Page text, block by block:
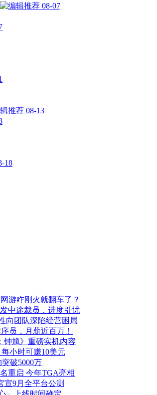
08-07
08-13
18
游咋刚火就翻车了？
中途裁员，进度引忧
向团队深陷经营困局
员，月薪近百万！
钟馗》重磅实机内容
小时可赚10美元
破5000万
重启 今年TGA亮相
宣9月全平台公测